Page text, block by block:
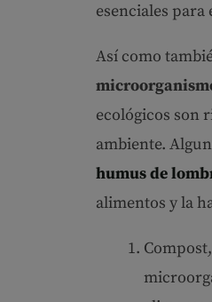
esenciales para
Así como
ecológicos son
ambiente.
humus de
alimentos y la